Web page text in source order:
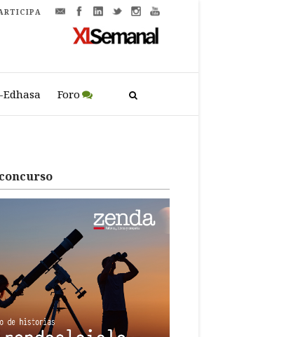
Edhasa Foro